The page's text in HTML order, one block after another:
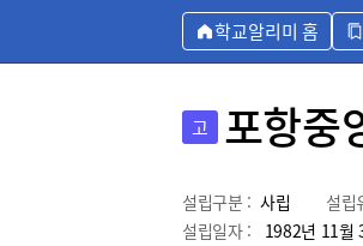
학교알리미 홈
고 포항중
설립구분 : 사립 설립
설립일자 :
1982년 11월